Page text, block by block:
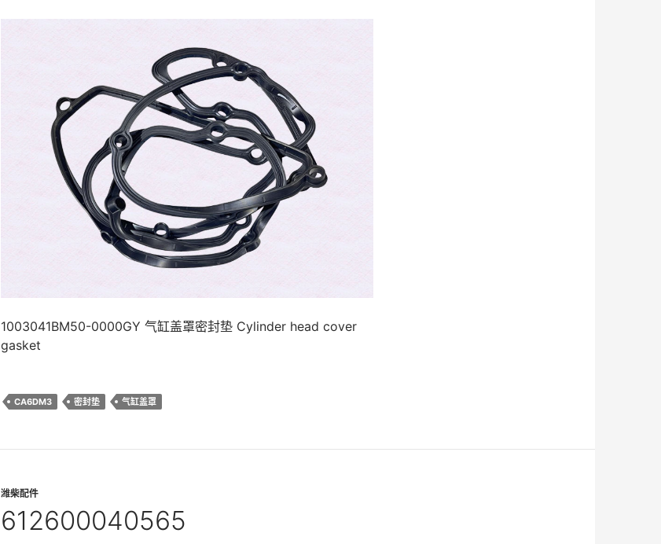
1003041BM50-0000GY 气缸盖罩密封垫 Cylinder head cover
gasket
CA6DM3 密封垫 气缸盖罩
潍柴配件
612600040565